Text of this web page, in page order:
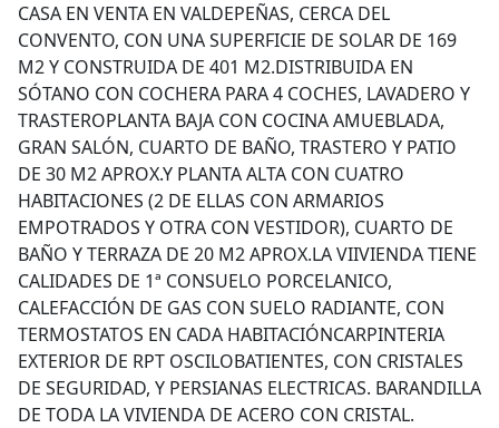
CASA EN VENTA EN VALDEPEÑAS, CERCA DEL
CONVENTO, CON UNA SUPERFICIE DE SOLAR DE 169
M2 Y CONSTRUIDA DE 401 M2.DISTRIBUIDA EN
SÓTANO CON COCHERA PARA 4 COCHES, LAVADERO Y
TRASTEROPLANTA BAJA CON COCINA AMUEBLADA,
GRAN SALÓN, CUARTO DE BAÑO, TRASTERO Y PATIO
DE 30 M2 APROX.Y PLANTA ALTA CON CUATRO
HABITACIONES (2 DE ELLAS CON ARMARIOS
EMPOTRADOS Y OTRA CON VESTIDOR), CUARTO DE
BAÑO Y TERRAZA DE 20 M2 APROX.LA VIIVIENDA TIENE
CALIDADES DE 1ª CONSUELO PORCELANICO,
CALEFACCIÓN DE GAS CON SUELO RADIANTE, CON
TERMOSTATOS EN CADA HABITACIÓNCARPINTERIA
EXTERIOR DE RPT OSCILOBATIENTES, CON CRISTALES
DE SEGURIDAD, Y PERSIANAS ELECTRICAS. BARANDILLA
DE TODA LA VIVIENDA DE ACERO CON CRISTAL.